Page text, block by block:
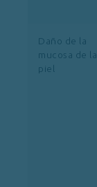
Daño de la
mucosa de la
piel